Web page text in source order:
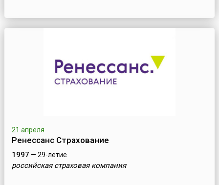
21 апреля
Ренессанс Страхование
1997 — 29-летие
российская страховая компания